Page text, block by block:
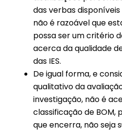
das verbas
não é razoável que
possa ser um critério
acerca da qualidade
das IES.
De igual forma, e
qualitativo da
investigação, não é
classificação de
que encerra, não seja